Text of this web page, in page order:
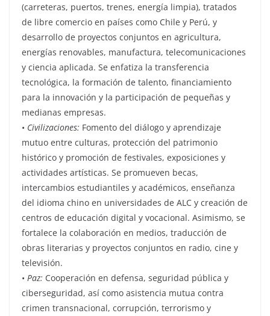
(carreteras, puertos, trenes, energía limpia), tratados
de libre comercio en países como Chile y Perú, y
desarrollo de proyectos conjuntos en agricultura,
energías renovables, manufactura, telecomunicaciones
y ciencia aplicada. Se enfatiza la transferencia
tecnológica, la formación de talento, financiamiento
para la innovación y la participación de pequeñas y
medianas empresas.
• Civilizaciones: Fomento del diálogo y aprendizaje
mutuo entre culturas, protección del patrimonio
histórico y promoción de festivales, exposiciones y
actividades artísticas. Se promueven becas,
intercambios estudiantiles y académicos, enseñanza
del idioma chino en universidades de ALC y creación de
centros de educación digital y vocacional. Asimismo, se
fortalece la colaboración en medios, traducción de
obras literarias y proyectos conjuntos en radio, cine y
televisión.
• Paz: Cooperación en defensa, seguridad pública y
ciberseguridad, así como asistencia mutua contra
crimen transnacional, corrupción, terrorismo y